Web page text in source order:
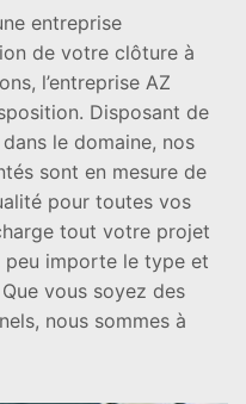
entreprise
de votre clôture à
l’entreprise AZ
Disposant de
le domaine, nos
sont en mesure de
pour toutes vos
tout votre projet
peu importe le type et
vous soyez des
nous sommes à